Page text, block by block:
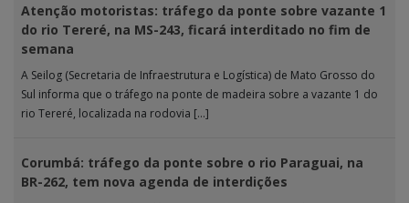
Atenção motoristas: tráfego da ponte sobre vazante 1
do rio Tereré, na MS-243, ficará interditado no fim de
semana
A Seilog (Secretaria de Infraestrutura e Logística) de Mato Grosso do
Sul informa que o tráfego na ponte de madeira sobre a vazante 1 do
rio Tereré, localizada na rodovia […]
Corumbá: tráfego da ponte sobre o rio Paraguai, na
BR-262, tem nova agenda de interdições